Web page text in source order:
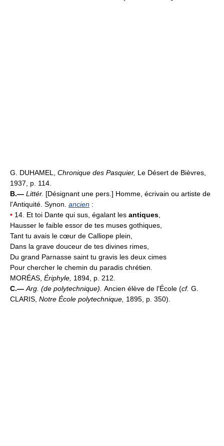
G. DUHAMEL, Chronique des Pasquier, Le Désert de Bièvres,
1937, p. 114.
B.— Littér. [Désignant une pers.] Homme, écrivain ou artiste de
l'Antiquité. Synon. ancien :
• 14. Et toi Dante qui sus, égalant les antiques
Hausser le faible essor de tes muses gothiques,
Tant tu avais le cœur de Calliope plein,
Dans la grave douceur de tes divines rimes,
Du grand Parnasse saint tu gravis les deux cimes
Pour chercher le chemin du paradis chrétien.
MORÉAS, Ériphyle, 1894, p. 212.
C.— Arg. (de polytechnique). Ancien élève de l'École (cf. G.
CLARIS, Notre École polytechnique, 1895, p. 350).